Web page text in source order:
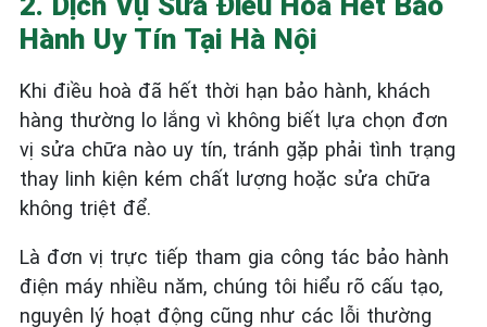
Hành Uy Tín Tại Hà Nội
Khi điều hoà đã hết thời hạn bảo hành, khách
hàng thường lo lắng vì không biết lựa chọn đơn
vị sửa chữa nào uy tín, tránh gặp phải tình trạng
thay linh kiện kém chất lượng hoặc sửa chữa
không triệt để.
Là đơn vị trực tiếp tham gia công tác bảo hành
điện máy nhiều năm, chúng tôi hiểu rõ cấu tạo,
nguyên lý hoạt động cũng như các lỗi thường